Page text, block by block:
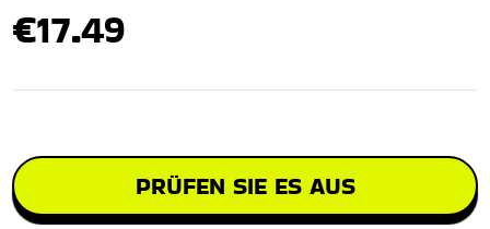
€17.49
PRÜFEN SIE ES AUS